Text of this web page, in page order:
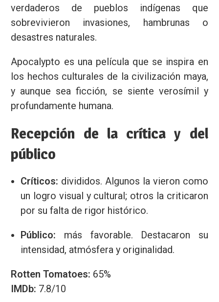
verdaderos de pueblos indígenas que
sobrevivieron invasiones, hambrunas o
desastres naturales.
Apocalypto es una película que se inspira en
los hechos culturales de la civilización maya,
y aunque sea ficción, se siente verosímil y
profundamente humana.
Recepción de la crítica y del
público
Críticos: divididos. Algunos la vieron como
un logro visual y cultural; otros la criticaron
por su falta de rigor histórico.
Público: más favorable. Destacaron su
intensidad, atmósfera y originalidad.
Rotten Tomatoes: 65%
IMDb: 7.8/10